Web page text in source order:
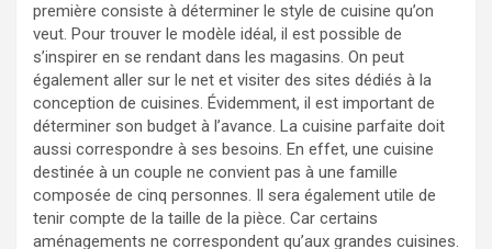
première consiste à déterminer le style de cuisine qu’on
veut. Pour trouver le modèle idéal, il est possible de
s’inspirer en se rendant dans les magasins. On peut
également aller sur le net et visiter des sites dédiés à la
conception de cuisines. Évidemment, il est important de
déterminer son budget à l’avance. La cuisine parfaite doit
aussi correspondre à ses besoins. En effet, une cuisine
destinée à un couple ne convient pas à une famille
composée de cinq personnes. Il sera également utile de
tenir compte de la taille de la pièce. Car certains
aménagements ne correspondent qu’aux grandes cuisines.